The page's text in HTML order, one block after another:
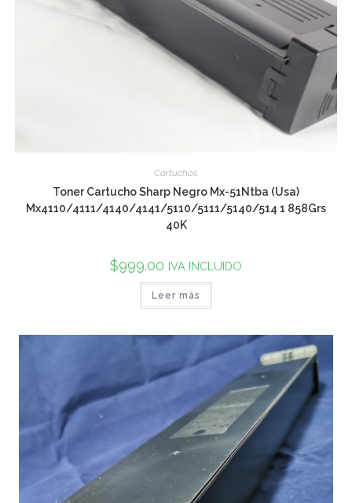
Cartuchos
Toner Cartucho Sharp Negro Mx-51Ntba (Usa)
Mx4110/4111/4140/4141/5110/5111/5140/514 1 858Grs
40K
$999.00 IVA INCLUIDO
Leer más